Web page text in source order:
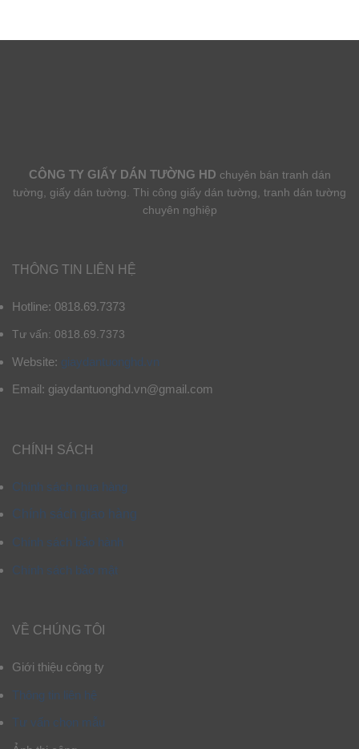
CÔNG TY GIẤY DÁN TƯỜNG HD chuyên bán tranh dán
tường, giấy dán tường. Thi công giấy dán tường, tranh dán tường
chuyên nghiệp
THÔNG TIN LIÊN HỆ
Hotline: 0818.69.7373
Tư vấn: 0818.69.7373
Website: giaydantuonghd.vn
Email: giaydantuonghd.vn@gmail.com
CHÍNH SÁCH
Chính sách mua hàng
Chính sách giao hàng
Chính sách bảo hành
Chính sách bảo mật
VỀ CHÚNG TÔI
Giới thiệu công ty
Thông tin liên hệ
Tư vấn chọn mẫu